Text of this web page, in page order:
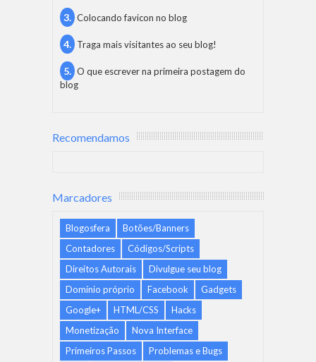
Colocando favicon no blog
Traga mais visitantes ao seu blog!
O que escrever na primeira postagem do
blog
Recomendamos
Marcadores
Blogosfera
Botões/Banners
Contadores
Códigos/Scripts
Direitos Autorais
Divulgue seu blog
Domínio próprio
Facebook
Gadgets
Google+
HTML/CSS
Hacks
Monetização
Nova Interface
Primeiros Passos
Problemas e Bugs